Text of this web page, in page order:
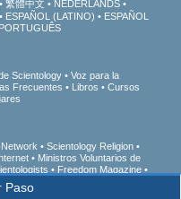
Paso
繁體中文
NEDERLANDS
ESPAÑOL (LATINO)
ESPAÑOL
PORTUGUÊS
Scientology
Voz para la
Frecuentes Libros
Cursos
Scientology Religion
Ministros Voluntarios de
Freedom Magazine
Sin Drogas
Humanos